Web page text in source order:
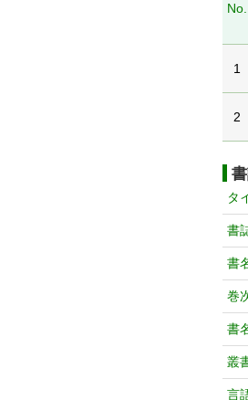
No.
1
2
タ
書
書
巻
書
叢
言